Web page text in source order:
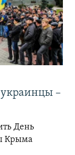
–
День
Крыма